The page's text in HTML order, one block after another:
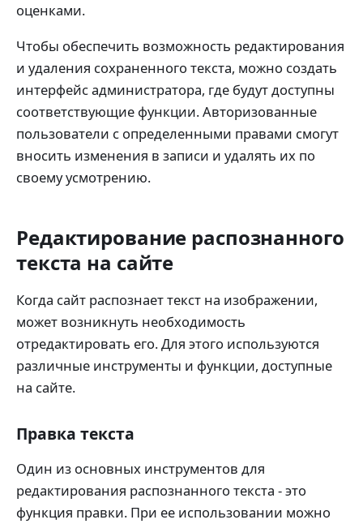
оценками.
Чтобы обеспечить возможность редактирования
и удаления сохраненного текста, можно создать
интерфейс администратора, где будут доступны
соответствующие функции. Авторизованные
пользователи с определенными правами смогут
вносить изменения в записи и удалять их по
своему усмотрению.
Редактирование распознанного
текста на сайте
Когда сайт распознает текст на изображении,
может возникнуть необходимость
отредактировать его. Для этого используются
различные инструменты и функции, доступные
на сайте.
Правка текста
Один из основных инструментов для
редактирования распознанного текста - это
функция правки. При ее использовании можно